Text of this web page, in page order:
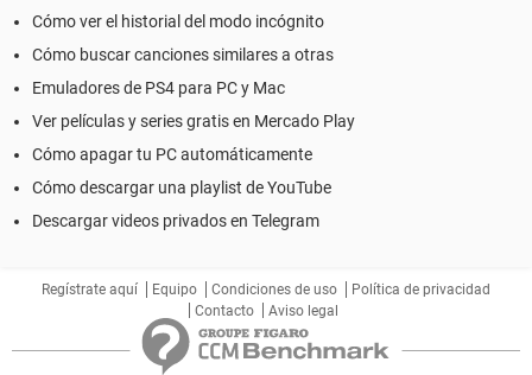
Cómo ver el historial del modo incógnito
Cómo buscar canciones similares a otras
Emuladores de PS4 para PC y Mac
Ver películas y series gratis en Mercado Play
Cómo apagar tu PC automáticamente
Cómo descargar una playlist de YouTube
Descargar videos privados en Telegram
Regístrate aquí Equipo Condiciones de uso
Política de privacidad
Contacto
Aviso legal